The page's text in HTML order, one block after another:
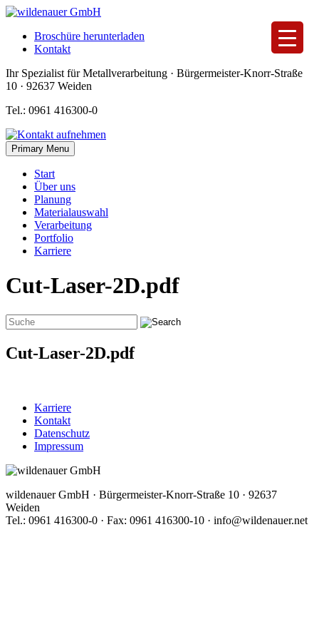
Skip
contentBroschüre herunterladen
Kontakt
Ihr Spezialist für Metallverarbeitung · Bürgermeister-Knorr-Straße
10 · 92637 Weiden
Tel.: 0961 416300-0
Primary Menu
Start
Über uns
Planung
Materialauswahl
Verarbeitung
Portfolio
Karriere
Cut-Laser-2D.pdf
Cut-Laser-2D.pdf
Karriere
Kontakt
Datenschutz
Impressum
wildenauer GmbH · Bürgermeister-Knorr-Straße 10 · 92637
Weiden
Tel.: 0961 416300-0 · Fax: 0961 416300-10 · info@wildenauer.net